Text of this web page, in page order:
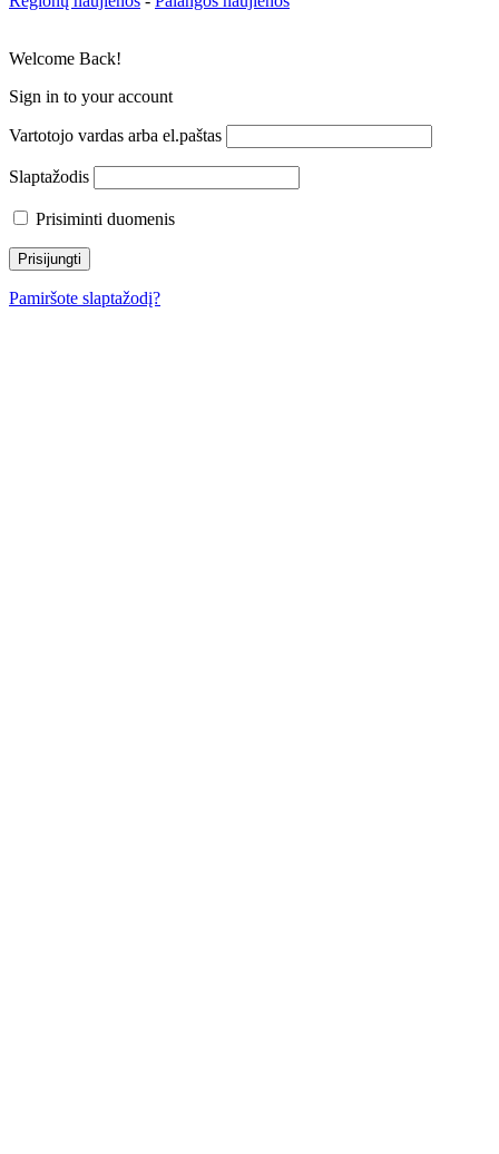
Welcome Back!
Sign in to your account
Vartotojo vardas arba el.paštas
Slaptažodis
Prisiminti duomenis
Pamiršote slaptažodį?